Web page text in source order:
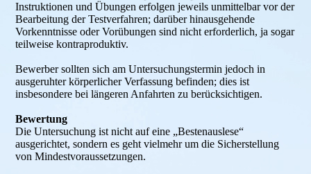
Instruktionen und Übungen erfolgen jeweils unmittelbar vor der
Bearbeitung der Testverfahren; darüber hinausgehende
Vorkenntnisse oder Vorübungen sind nicht erforderlich, ja sogar
teilweise kontraproduktiv.
Bewerber sollten sich am Untersuchungstermin jedoch in
ausgeruhter körperlicher Verfassung befinden; dies ist
insbesondere bei längeren Anfahrten zu berücksichtigen.
Bewertung
Die Untersuchung ist nicht auf eine „Bestenauslese“
ausgerichtet, sondern es geht vielmehr um die Sicherstellung
von Mindestvoraussetzungen.